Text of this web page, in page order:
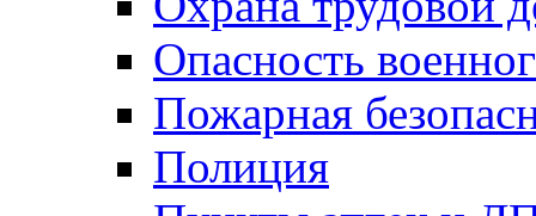
Опасность
Пожарная
Полиция